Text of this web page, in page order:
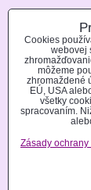
Cookies
webovej
môžeme
zhromaždené
EÚ, USA
všetky
spracovaním.
Zásady